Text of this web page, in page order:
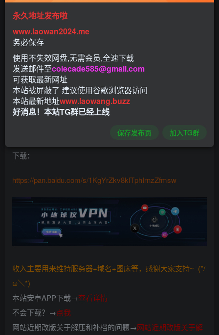
软件介绍
这是一款手机影视软件。精挑细选美剧大片，最新最热美剧
实时更新，极简设计，小巧稳定，第一时间看最新的美剧资
源，缓存本地，畅享极致观影，随时随地随心看，已去广
告。
软件截图
下载：
https://pan.baidu.com/s/1KgYrZkv8klTphIrnzZfmsw
收入主要用来维持服务器+域名+图床等，感谢大家支持~ (*/
ω＼*)
本站安卓APP下载→查看详情
不会下载？→点我
网站近期改版关于解压和补档的问题→网站近期改版关于解
永久地址发布啦
www.laowan2024.me
务必保存
使用不失效网盘,无需会员,全速下载
发送邮件至colecade585@gmail.com
可获取最新网址
本站被屏蔽了 建议使用谷歌浏览器访问
本站最新地址www.laowang.buzz
好消息！本站TG群已经上线
保存发布页 加入TG群